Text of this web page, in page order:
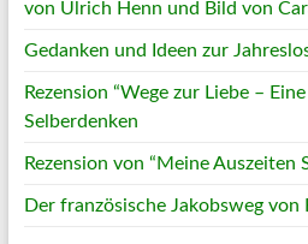
von Ulrich Henn und Bild von
Gedanken und Ideen zur
Rezension “Wege zur Liebe –
Selberdenken
Rezension von “Meine Auszeiten
Der französische Jakobsweg von